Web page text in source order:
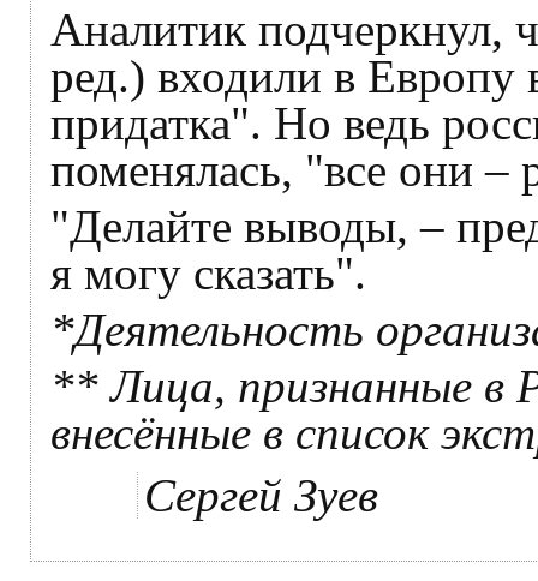
Аналитик
ред.) входили в Европу
придатка". Но ведь
поменялась, "все они –
"Делайте выводы, –
я могу сказать".
*Деятельность
** Лица, признанные в
внесённые в список
Сергей Зуев